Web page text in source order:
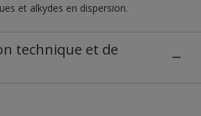
et alkydes en dispersion.
technique et de